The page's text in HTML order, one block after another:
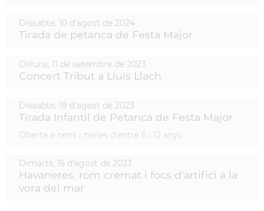
Dissabte, 10 d'agost de 2024
Tirada de petanca de Festa Major
Dilluns, 11 de setembre de 2023
Concert Tribut a Lluís Llach
Dissabte, 19 d'agost de 2023
Tirada Infantil de Petanca de Festa Major
Oberta a nens i nenes d'entre 6 i 12 anys
Dimarts, 15 d'agost de 2023
Havaneres, rom cremat i focs d'artifici a la
vora del mar